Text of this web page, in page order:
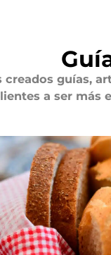
creados guías,
a ser más